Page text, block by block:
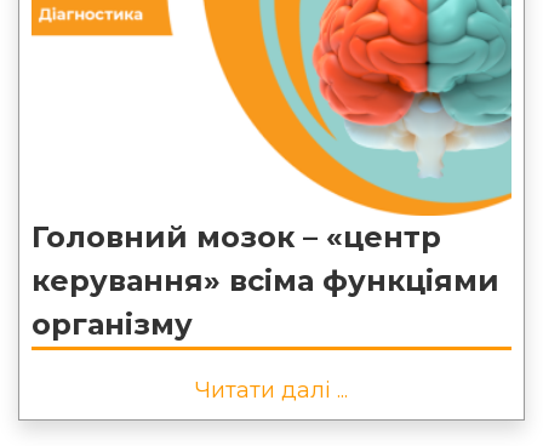
Головний мозок – «центр
керування» всіма функціями
організму
Читати далі ...